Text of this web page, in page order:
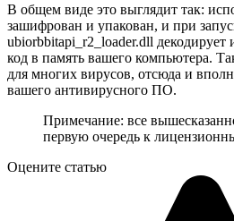
В общем виде это выглядит так:
зашифрован и упакован, и при
ubiorbbitapi_r2_loader.dll
код в память вашего компьютера.
для многих вирусов, отсюда и
вашего антивирусного ПО.
Примечание: все
первую очередь к
Оцените статью